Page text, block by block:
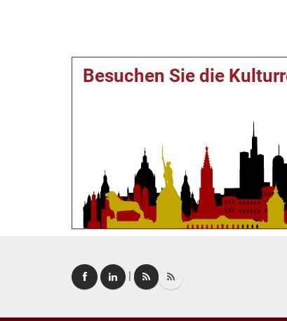
Besuchen Sie die